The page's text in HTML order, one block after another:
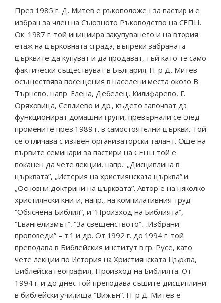
През 1985 г. Д. Митев е ръкоположен за пастир и е
избран за член на Съюзното Ръководство на СЕПЦ.
Ок. 1987 г. той инициира закупуването и на втория
етаж на църковната сграда, въпреки забраната
църквите да купуват и да продават, тъй като те само
фактически съществуват в България. П-р Д. Митев
осъществява посещения в населени места около В.
Търново, напр. Елена, Дебелец, Килифарево, Г.
Оряховица, Севлиево и др., където започват да
функционират домашни групи, превърнали се след
промените през 1989 г. в самостоятелни църкви. Той
се отличава с изявен организаторски талант. Още на
първите семинари за пастири на СЕПЦ той е
поканен да чете лекции, напр.: „Дисциплина в
църквата”, „История на християнската църква” и
„Основни доктрини на църквата”. Автор е на няколко
християнски книги, напр., на компилативния труд
“Обяснена Библия”, и “Произход на Библията”,
“Евангелизмът”, “За свещенството”, „Избрани
проповеди” – т.1 и др. От 1992 г. до 1994 г. той
преподава в Библейския институт в гр. Русе, като
чете лекции по История на Християнската Църква,
Библейска география, Произход на Библията. От
1994 г. и до днес той преподава същите дисциплини
в библейски училища “Вижън”. П-р Д. Митев е